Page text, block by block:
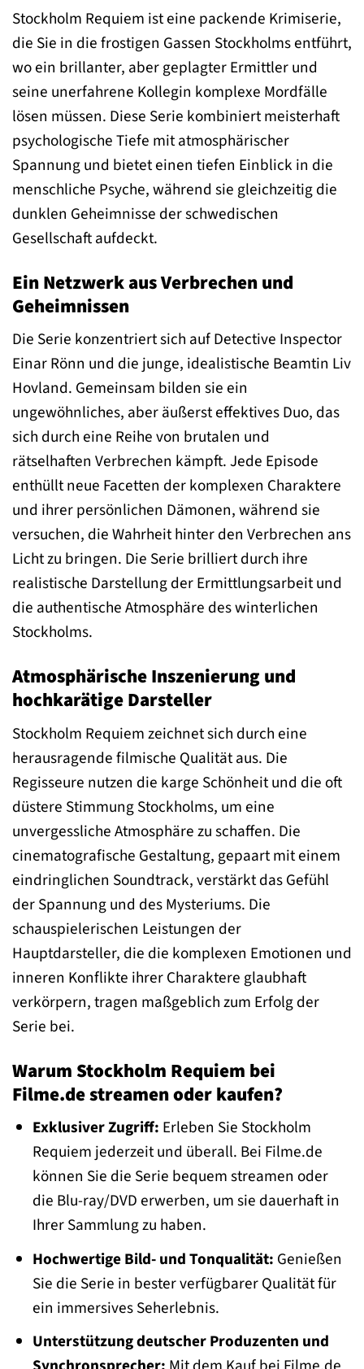
Stockholm Requiem ist eine packende Krimiserie,
die Sie in die frostigen Gassen Stockholms entführt,
wo ein brillanter, aber geplagter Ermittler und
seine unerfahrene Kollegin komplexe Mordfälle
lösen müssen. Diese Serie kombiniert meisterhaft
psychologische Tiefe mit atmosphärischer
Spannung und bietet einen tiefen Einblick in die
menschliche Psyche, während sie gleichzeitig die
dunklen Geheimnisse der schwedischen
Gesellschaft aufdeckt.
Ein Netzwerk aus Verbrechen und
Geheimnissen
Die Serie konzentriert sich auf Detective Inspector
Einar Rönn und die junge, idealistische Beamtin Liv
Hovland. Gemeinsam bilden sie ein
ungewöhnliches, aber äußerst effektives Duo, das
sich durch eine Reihe von brutalen und
rätselhaften Verbrechen kämpft. Jede Episode
enthüllt neue Facetten der komplexen Charaktere
und ihrer persönlichen Dämonen, während sie
versuchen, die Wahrheit hinter den Verbrechen ans
Licht zu bringen. Die Serie brilliert durch ihre
realistische Darstellung der Ermittlungsarbeit und
die authentische Atmosphäre des winterlichen
Stockholms.
Atmosphärische Inszenierung und
hochkarätige Darsteller
Stockholm Requiem zeichnet sich durch eine
herausragende filmische Qualität aus. Die
Regisseure nutzen die karge Schönheit und die oft
düstere Stimmung Stockholms, um eine
unvergessliche Atmosphäre zu schaffen. Die
cinematografische Gestaltung, gepaart mit einem
eindringlichen Soundtrack, verstärkt das Gefühl
der Spannung und des Mysteriums. Die
schauspielerischen Leistungen der
Hauptdarsteller, die die komplexen Emotionen und
inneren Konflikte ihrer Charaktere glaubhaft
verkörpern, tragen maßgeblich zum Erfolg der
Serie bei.
Warum Stockholm Requiem bei
Filme.de streamen oder kaufen?
Exklusiver Zugriff: Erleben Sie Stockholm
Requiem jederzeit und überall. Bei Filme.de
können Sie die Serie bequem streamen oder
die Blu-ray/DVD erwerben, um sie dauerhaft in
Ihrer Sammlung zu haben.
Hochwertige Bild- und Tonqualität: Genießen
Sie die Serie in bester verfügbarer Qualität für
ein immersives Seherlebnis.
Unterstützung deutscher Produzenten und